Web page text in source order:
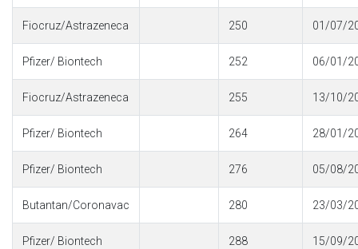
Fiocruz/Astrazeneca 250 01/07/
Pfizer/ Biontech 252 06/01/
Fiocruz/Astrazeneca 255 13/10/
Pfizer/ Biontech 264 28/01/
Pfizer/ Biontech 276 05/08/
Butantan/Coronavac 280 23/03/
Pfizer/ Biontech 288 15/09/